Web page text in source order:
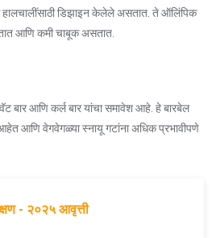
हालचालींसाठी डिझाइन केलेले असतात. ते ऑलिंपिक
आणि कमी चाबूक असतात.
बार आणि कर्ल बार यांचा समावेश आहे. हे बारबेल
आहेत आणि वेगवेगळ्या स्नायू गटांना अधिक प्रभावीपणे
- २०२५ आवृत्ती